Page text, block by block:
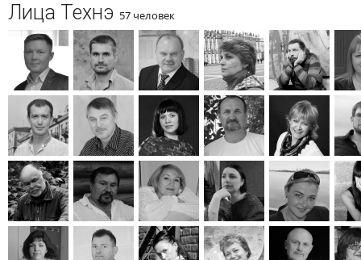
Лица Технэ 57 человек